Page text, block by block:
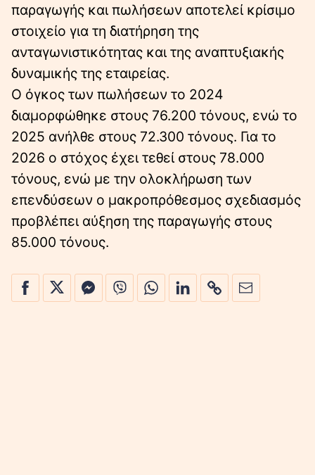
παραγωγής και πωλήσεων αποτελεί κρίσιμο
στοιχείο για τη διατήρηση της
ανταγωνιστικότητας και της αναπτυξιακής
δυναμικής της εταιρείας.
Ο όγκος των πωλήσεων το 2024
διαμορφώθηκε στους 76.200 τόνους, ενώ το
2025 ανήλθε στους 72.300 τόνους. Για το
2026 ο στόχος έχει τεθεί στους 78.000
τόνους, ενώ με την ολοκλήρωση των
επενδύσεων ο μακροπρόθεσμος σχεδιασμός
προβλέπει αύξηση της παραγωγής στους
85.000 τόνους.